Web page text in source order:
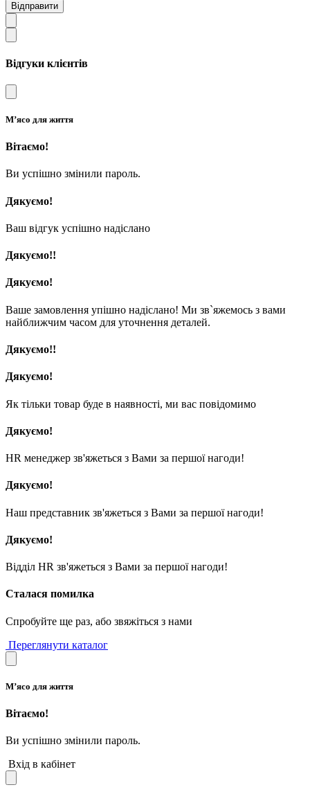
Відправити
Відгуки клієнтів
М’ясо для життя
Вітаємо!
Ви успішно змінили пароль.
Дякуємо!
Ваш відгук успішно надіслано
Дякуємо!!
Дякуємо!
Ваше замовлення упішно надіслано! Ми зв`яжемось з вами
найближчим часом для уточнення деталей.
Дякуємо!!
Дякуємо!
Як тільки товар буде в наявності, ми вас повідомимо
Дякуємо!
HR менеджер зв'яжеться з Вами за першої нагоди!
Дякуємо!
Наш представник зв'яжеться з Вами за першої нагоди!
Дякуємо!
Відділ HR зв'яжеться з Вами за першої нагоди!
Сталася помилка
Спробуйте ще раз, або звяжіться з нами
Переглянути каталог
М’ясо для життя
Вітаємо!
Ви успішно змінили пароль.
Вхід в кабінет